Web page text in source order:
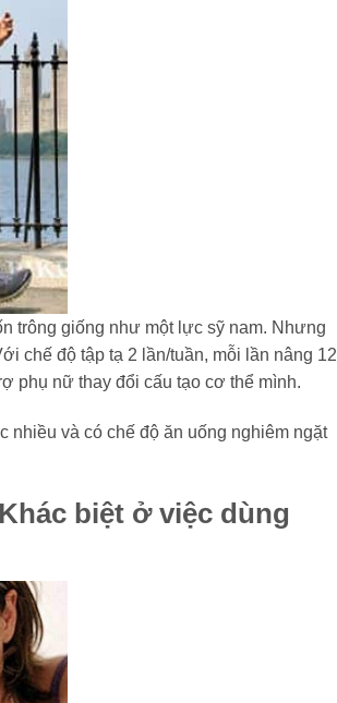
trông giống như một lực sỹ nam. Nhưng
chế độ tập tạ 2 lần/tuần, mỗi lần nâng 12
phụ nữ thay đổi cấu tạo cơ thể mình.
và có chế độ ăn uống nghiêm ngặt
Khác biệt ở việc dùng